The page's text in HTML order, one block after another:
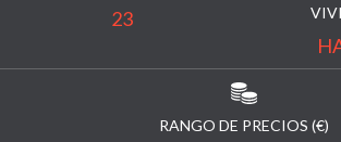
23
RANGO DE PRECIOS (€)